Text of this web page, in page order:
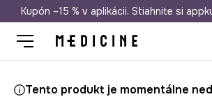
Doprava zadarmo od 50
Kupón –15 % v aplikácii. Stiahnite si
Tento produkt je momentálne